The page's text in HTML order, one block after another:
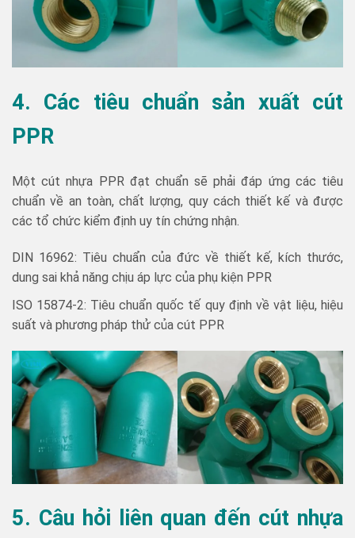
4. Các tiêu chuẩn sản xuất cút
PPR
Một cút nhựa PPR đạt chuẩn sẽ phải đáp ứng các tiêu
chuẩn về an toàn, chất lượng, quy cách thiết kế và được
các tổ chức kiểm định uy tín chứng nhận.
DIN 16962: Tiêu chuẩn của đức về thiết kế, kích thước,
dung sai khả năng chịu áp lực của phụ kiện PPR
ISO 15874-2: Tiêu chuẩn quốc tế quy định về vật liệu, hiệu
suất và phương pháp thử của cút PPR
5. Câu hỏi liên quan đến cút nhựa